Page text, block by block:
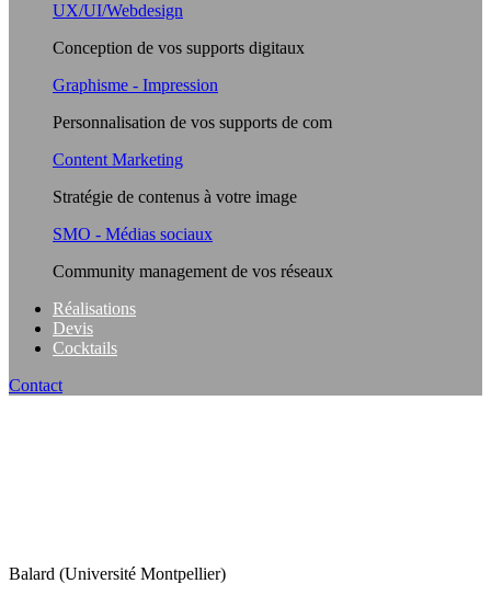
UX/UI/Webdesign
Conception de vos supports digitaux
Graphisme - Impression
Personnalisation de vos supports de com
Content Marketing
Stratégie de contenus à votre image
SMO - Médias sociaux
Community management de vos réseaux
Réalisations
Devis
Cocktails
Contact
Balard (Université Montpellier)